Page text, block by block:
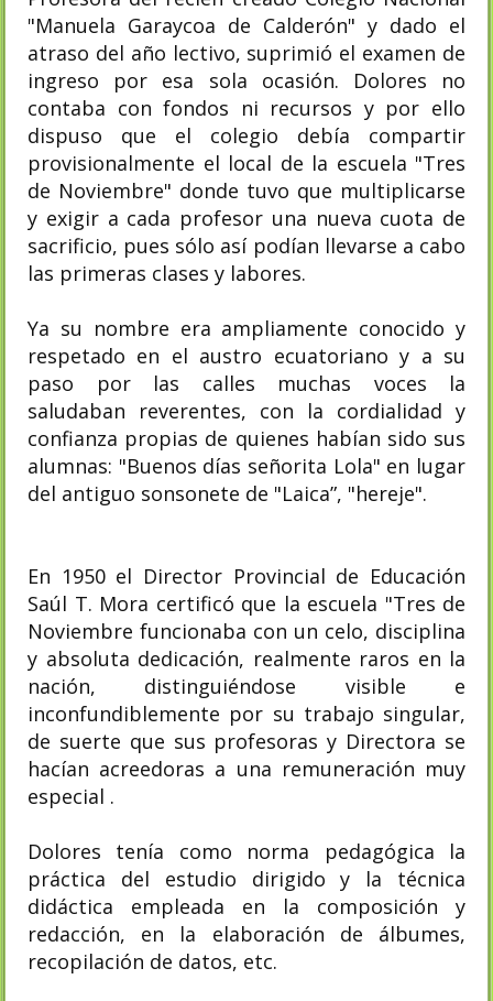
"Manuela Garaycoa de Calderón" y dado el
atraso del año lectivo, suprimió el examen de
ingreso por esa sola ocasión. Dolores no
contaba con fondos ni recursos y por ello
dispuso que el colegio debía compartir
provisionalmente el local de la escuela "Tres
de Noviembre" donde tuvo que multiplicarse
y exigir a cada profesor una nueva cuota de
sacrificio, pues sólo así podían llevarse a cabo
las primeras clases y labores.
Ya su nombre era ampliamente conocido y
respetado en el austro ecuatoriano y a su
paso por las calles muchas voces la
saludaban reverentes, con la cordialidad y
confianza propias de quienes habían sido sus
alumnas: "Buenos días señorita Lola" en lugar
del antiguo sonsonete de "Laica”, "hereje".
En 1950 el Director Provincial de Educación
Saúl T. Mora certificó que la escuela "Tres de
Noviembre funcionaba con un celo, disciplina
y absoluta dedicación, realmente raros en la
nación, distinguiéndose visible e
inconfundiblemente por su trabajo singular,
de suerte que sus profesoras y Directora se
hacían acreedoras a una remuneración muy
especial .
Dolores tenía como norma pedagógica la
práctica del estudio dirigido y la técnica
didáctica empleada en la composición y
redacción, en la elaboración de álbumes,
recopilación de datos, etc.